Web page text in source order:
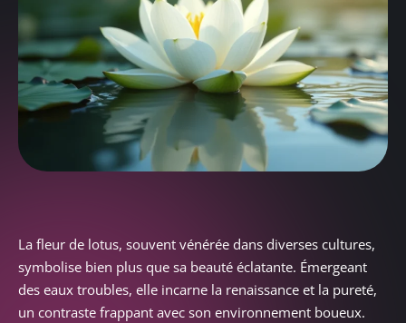
La fleur de lotus, souvent vénérée dans diverses cultures,
symbolise bien plus que sa beauté éclatante. Émergeant
des eaux troubles, elle incarne la renaissance et la pureté,
un contraste frappant avec son environnement boueux.